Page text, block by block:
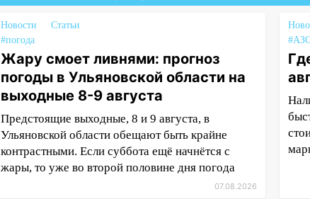
Новости
Статьи
#погода
Жару смоет ливнями: прогноз
погоды в Ульяновской области на
выходные 8-9 августа
Предстоящие выходные, 8 и 9 августа, в
Ульяновской области обещают быть крайне
контрастными. Если суббота ещё начнётся с
жары, то уже во второй половине дня погода
07.08.2026